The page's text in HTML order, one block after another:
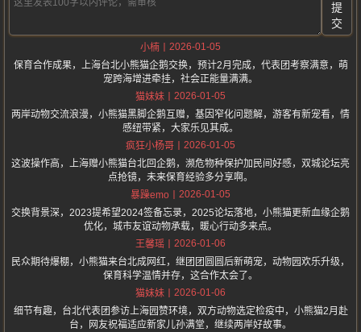
提
交
小楠
2026-01-05
保育合作成果，上海台北小熊猫企鹅交换，预计2月完成，代表团考察满意，萌
宠跨海增进牵挂，社会正能量满满。
猫妹妹
2026-01-05
两岸动物交流浪漫，小熊猫黑脚企鹅互赠，基因窄化问题解，游客有新宠看，情
感纽带紧，大家乐见其成。
疯狂小杨哥
2026-01-05
这波操作高，上海赠小熊猫台北回企鹅，濒危物种保护加民间好感，双城论坛亮
点抢镜，未来保育经验多分享啊。
暴躁emo
2026-01-05
交换背景深，2023提希望2024签备忘录，2025论坛落地，小熊猫更新血缘企鹅
优化，城市友谊动物承载，暖心行动多来点。
王馨瑶
2026-01-06
民众期待爆棚，小熊猫来台北成网红，继团团圆圆后新萌宠，动物园欢乐升级，
保育科学温情并存，这合作太会了。
猫妹妹
2026-01-06
细节有趣，台北代表团参访上海园赞环境，双方动物选定检疫中，小熊猫2月赴
台，网友祝福适应新家儿孙满堂，继续两岸好故事。